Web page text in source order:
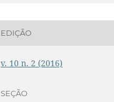
EDIÇÃO
v. 10 n. 2 (2016)
SEÇÃO